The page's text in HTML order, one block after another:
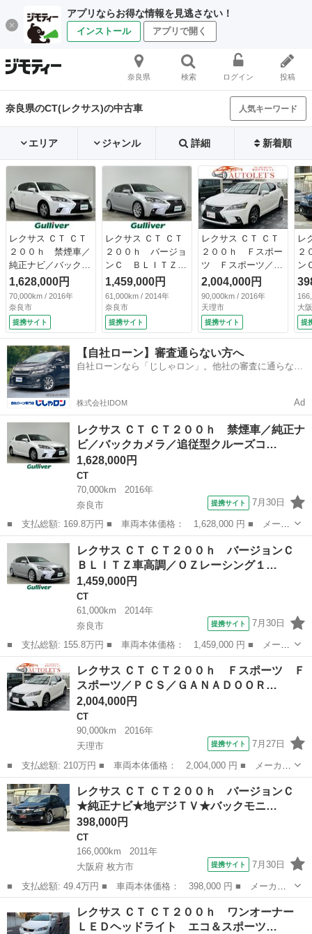
アプリならお得な情報を見逃さない！
インストール アプリで開く
奈良県 検索 ログイン 投稿
奈良県のCT(レクサス)の中古車 人気キーワード
エリア ジャンル 詳細 新着順
レクサス ＣＴ ＣＴ
２００ｈ 禁煙車／
純正ナビ／バックカ
メラ／追従型クルー
ズコントロール／レ
クサスセーフティ／
シートヒーター／ビ
ルトインＥＴＣ／ク
リアランスソナー／
オートライト／オー
トハイビーム／パド
ルシフト／スペアキ
ー （検9.11）
1,628,000円
70,000km / 2016年
奈良市
提携サイト
レクサス ＣＴ ＣＴ
２００ｈ バージョ
ンＣ ＢＬＩＴＺ車
高調／ＯＺレーシン
グ１８インチアルミ
／純正ナビ／バック
カメラ／黒レザーシ
ート／ＬＥＤヘッド
ライト／ミラー一体
型ドライブレコーダ
ー／ＥＴＣ／パワー
ター／ＬＥＤヘッド
1,459,000円
61,000km / 2014年
奈良市
提携サイト
レクサス ＣＴ ＣＴ
２００ｈ Ｆスポー
ツ Ｆスポーツ／Ｐ
ＣＳ／ＧＡＮＡＤＯ
ＯＲマフラー／サン
ルーフ／純１７ＡＷ
／純ナビ／フルセグ
／ＣＤ／Ｂｌｕ－ｒ
ａｙ／Ｂカメラ／Ｂ
Ｔ／ＥＴＣ／前後ド
ラレコ／クルコン／
2,004,000円
90,000km / 2016年
天理市
提携サイト
レ
２
ン
地
モ
ー
ロ
イ
オ
★
大
提
【自社ローン】審査通らない方へ
自社ローンなら「じしゃロン」。他社の審査に通らなか
株式会社IDOM Ad
レクサス ＣＴ ＣＴ２００ｈ 禁煙車／純正ナ
ビ／バックカメラ／追従型クルーズコ…
1,628,000円
CT
70,000km
2016年
奈良市
提携サイト 7月30日
■ 支払総額: 169.8万円 ■ 車両本体価格： 1,628,000 円 ■ メーカ
ー名： レクサス ■ 車種名： ＣＴ ■ グレード名： ＣＴ２００
ｈ 禁煙車／純正ナビ／バックカメラ／追従型クルーズコントロール
／レクサ...
奈良 奈良市 CT
レクサス ＣＴ ＣＴ２００ｈ バージョンＣ
ＢＬＩＴＺ車高調／ＯＺレーシング１…
1,459,000円
CT
61,000km
2014年
奈良市
提携サイト 7月30日
■ 支払総額: 155.8万円 ■ 車両本体価格： 1,459,000 円 ■ メーカ
ー名： レクサス ■ 車種名： ＣＴ ■ グレード名： ＣＴ２００
ｈ バージョンＣ ＢＬＩＴＺ車高調／ＯＺレーシング１８インチア
ルミ／純...
奈良 奈良市 CT
レクサス ＣＴ ＣＴ２００ｈ Ｆスポーツ Ｆ
スポーツ／ＰＣＳ／ＧＡＮＡＤＯＯＲ…
2,004,000円
CT
90,000km
2016年
天理市
提携サイト 7月27日
■ 支払総額: 210万円 ■ 車両本体価格： 2,004,000 円 ■ メーカー
名： レクサス ■ 車種名： ＣＴ ■ グレード名： ＣＴ２００
ｈ Ｆスポーツ Ｆスポーツ／ＰＣＳ／ＧＡＮＡＤＯＯＲマフラー／
サンルーフ／...
奈良 天理市 CT
レクサス ＣＴ ＣＴ２００ｈ バージョンＣ
★純正ナビ★地デジＴＶ★バックモニ…
398,000円
CT
166,000km
2011年
大阪府 枚方市
提携サイト 7月30日
■ 支払総額: 49.4万円 ■ 車両本体価格： 398,000 円 ■ メーカー
名： レクサス ■ 車種名： ＣＴ ■ グレード名： ＣＴ２００
ｈ バージョンＣ ★純正ナビ★地デジＴＶ★バックモニター★純正
ホイール★革シ...
CT
レクサス ＣＴ ＣＴ２００ｈ ワンオーナー
ＬＥＤヘッドライト エコ＆スポーツ…